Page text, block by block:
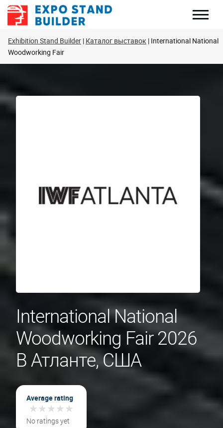
Перейти
Exhibition Stand Builder Каталог выставок International National
Woodworking Fair
International National
Woodworking Fair 2026
В Атланте, США
Average rating
★★★★★
★★★★★
No ratings yet